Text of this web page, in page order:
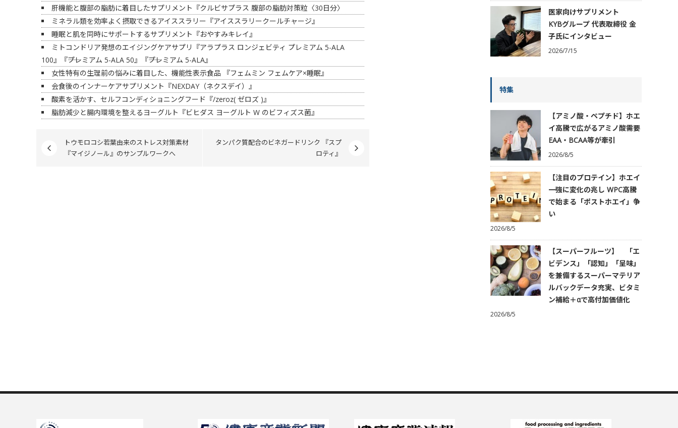
肝機能と腹部の脂肪に着目したサプリメント『クルビサプラス 腹部の脂肪対策粒〈30日分〉
ミネラル類を効率よく摂取できるアイススラリー『アイススラリークールチャージ』
睡眠と肌を同時にサポートするサプリメント『おやすみキレイ』
ミトコンドリア発想のエイジングケアサプリ『アラプラス ロンジェビティ プレミアム 5-ALA
100』『――プレミアム 5-ALA 50』『――プレミアム 5-ALA』
女性特有の生理前の悩みに着目した、機能性表示食品 『フェムミン フェムケア×睡眠』
会食後のインナーケアサプリメント『NEXDAY（ネクスデイ）』
酸素を活かす、セルフコンディショニングフード『/zeroz( ゼロズ )』
脂肪減少と腸内環境を整えるヨーグルト『ビヒダス ヨーグルト W のビフィズス菌』
トウモロコシ若葉由来のストレス対策素材
『マイジノール』のサンプルワークへ
タンパク質配合のビネガードリンク 『スプ
ロティ』
医家向けサプリメント
KYBグループ 代表取締役 金
子氏にインタビュー
2026/7/15
特集
【アミノ酸・ペプチド】ホエ
イ高騰で広がるアミノ酸需要
EAA・BCAA等が牽引
2026/8/5
【注目のプロテイン】ホエイ
一強に変化の兆し WPC高騰
で始まる「ポストホエイ」争
い
2026/8/5
【スーパーフルーツ】 「エ
ビデンス」「認知」「呈味」
を兼備するスーパーマテリア
ルバックデータ充実、ビタミ
ン補給＋αで高付加価値化
2026/8/5